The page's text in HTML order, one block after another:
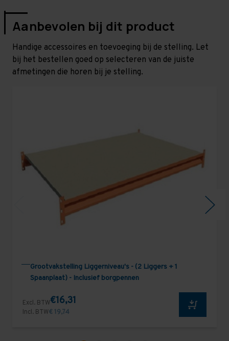
Aanbevolen bij dit product
Handige accessoires en toevoeging bij de stelling. Let
bij het bestellen goed op selecteren van de juiste
afmetingen die horen bij je stelling.
Grootvakstelling Liggerniveau's - (2 Liggers + 1
Spaanplaat) - Inclusief borgpennen
Excl. BTW€16,31
Incl. BTW€ 19,74